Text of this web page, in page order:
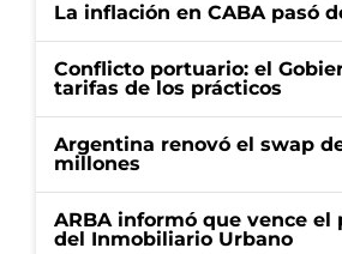
La inflación en CABA pasó
Conflicto portuario: el
tarifas de los prácticos
Argentina renovó el swap
millones
ARBA informó que vence
del Inmobiliario Urbano